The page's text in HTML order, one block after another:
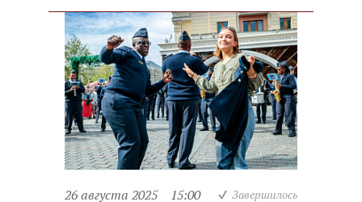
26 августа 2025 15:00 Завершилось